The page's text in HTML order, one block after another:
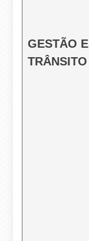
GESTÃO E
TRÂNSITO